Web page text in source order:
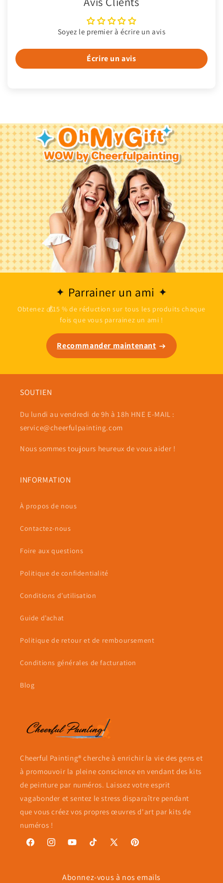
Soyez le premier à écrire un avis
Écrire un avis
Parrainer un ami
Obtenez 💰15 % de réduction sur tous les produits chaque
fois que vous parrainez un ami !
Recommander maintenant
SOUTIEN
Du lundi au vendredi de 9h à 18h HNE E-MAIL :
service@cheerfulpainting.com
Nous sommes toujours heureux de vous aider !
INFORMATION
À propos de nous
Contactez-nous
Foire aux questions
Politique de confidentialité
Conditions d’utilisation
Guide d’achat
Politique de retour et de remboursement
Conditions générales de facturation
Blog
Cheerful Painting® cherche à enrichir la vie des gens et
à promouvoir la pleine conscience en vendant des kits
de peinture par numéros. Laissez votre esprit
vagabonder et sentez le stress disparaître pendant
que vous créez vos propres œuvres d'art par kits de
numéros !
FacebookInstagramYouTubeTikTok
X
Pinterest
Abonnez-vous à nos emails